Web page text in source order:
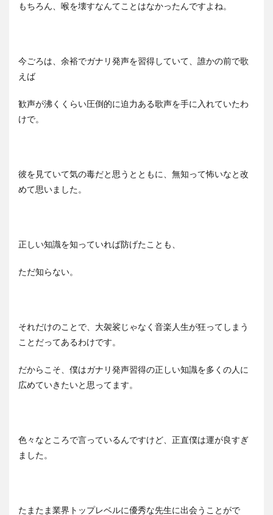
もちろん、喉を壊すなんてことはなかったんですよね。
今ごろは、余裕でガナリ発声を習得していて、誰かの前で歌
えば
歓声が沸くくらい圧倒的に迫力ある歌声を手に入れていたわ
けで。
彼を見ていて気の毒だと思うとともに、無知って怖いなと改
めて思いました。
正しい知識を知っていれば防げたことも、
ただ知らない。
それだけのことで、大袈裟じゃなく音楽人生が狂ってしまう
ことだってあるわけです。
だからこそ、僕はガナリ発声習得の正しい知識を多くの人に
広めていきたいと思ってます。
色々なところで言っているんですけど、正直僕は運が良すぎ
ました。
たまたま業界トップレベルに優秀な先生に出会うことがで